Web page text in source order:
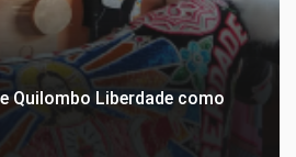
Quilombo Liberdade como